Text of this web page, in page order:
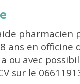
pharmacien
ans en
ou avec
sur le